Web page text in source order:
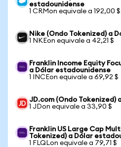
estadounidense
1 CRMon equivale a 192,00 $
Nike (Ondo Tokenized) a
1 NKEon equivale a 42,21 $
Franklin Income Equity
a Dólar estadounidense
1 INCEon equivale a 69,92 $
JD.com (Ondo Tokenized)
1 JDon equivale a 33,90 $
Franklin US Large Cap
Tokenized) a Dólar
1 FLQLon equivale a 79,71 $